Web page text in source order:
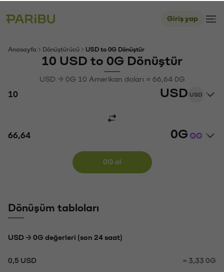
Giriş yap
Anasayfa Dönüştürücü USD to 0G Dönüştür
10 USD to 0G Dönüştür
USD → 0G 10 Amerikan doları ≈ 66,64 0G
USD USD
0G
0G al
Dönüşüm tabloları
USD → 0G değerleri (son 24 saat)
0,5 USD = 3,33 0G